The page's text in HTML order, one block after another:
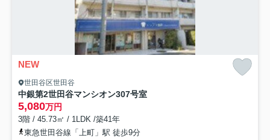
NEW
世田谷区世田谷
中銀第2世田谷マンシオン307号室
5,080万円
3階 / 45.73㎡ / 1LDK /築41年
東急世田谷線「上町」駅 徒歩9分